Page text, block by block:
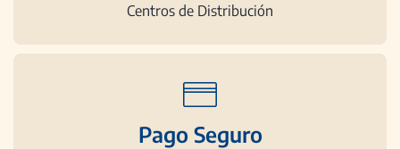
Centros de Distribución
Pago Seguro